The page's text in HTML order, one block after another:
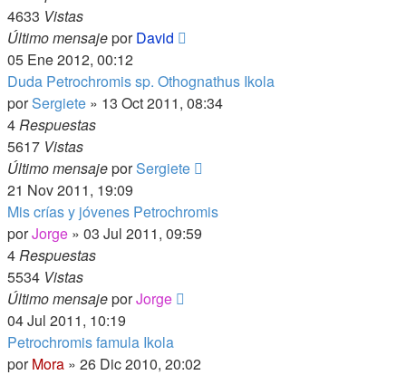
4633 Vistas
Último mensajeporDavid
05 Ene 2012, 00:12
Duda Petrochromis sp. Othognathus Ikola
porSergiete » 13 Oct 2011, 08:34
4Respuestas
5617 Vistas
Último mensajeporSergiete
21 Nov 2011, 19:09
Mis crías y jóvenes Petrochromis
porJorge » 03 Jul 2011, 09:59
4Respuestas
5534 Vistas
Último mensajeporJorge
04 Jul 2011, 10:19
Petrochromis famula Ikola
porMora » 26 Dic 2010, 20:02